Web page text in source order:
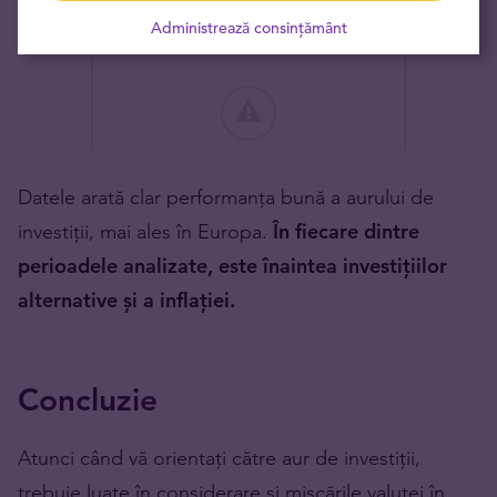
Datele arată clar performanța bună a aurului de
investiții, mai ales în Europa.În fiecare dintre
perioadele analizate, este înaintea investițiilor
alternative și a inflației.
Concluzie
Atunci când vă orientați către aur de investiții,
Administrează consințământ